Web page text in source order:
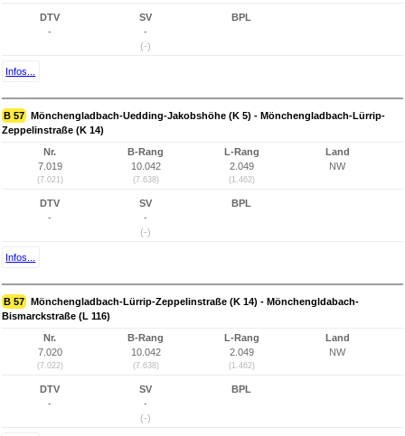
DTV
-
SV
-
(-)
BPL
Infos...
B 57 Mönchengladbach-Uedding-Jakobshöhe (K 5) - Mönchengladbach-Lürrip-
Zeppelinstraße (K 14)
Nr.
7.019
(7.021)
B-Rang
10.042
(7.638)
L-Rang
2.049
(1.462)
Land
NW
DTV
-
SV
-
(-)
BPL
Infos...
B 57 Mönchengladbach-Lürrip-Zeppelinstraße (K 14) - Mönchengldabach-
Bismarckstraße (L 116)
Nr.
7.020
(7.022)
B-Rang
10.042
(7.638)
L-Rang
2.049
(1.462)
Land
NW
DTV
-
SV
-
(-)
BPL